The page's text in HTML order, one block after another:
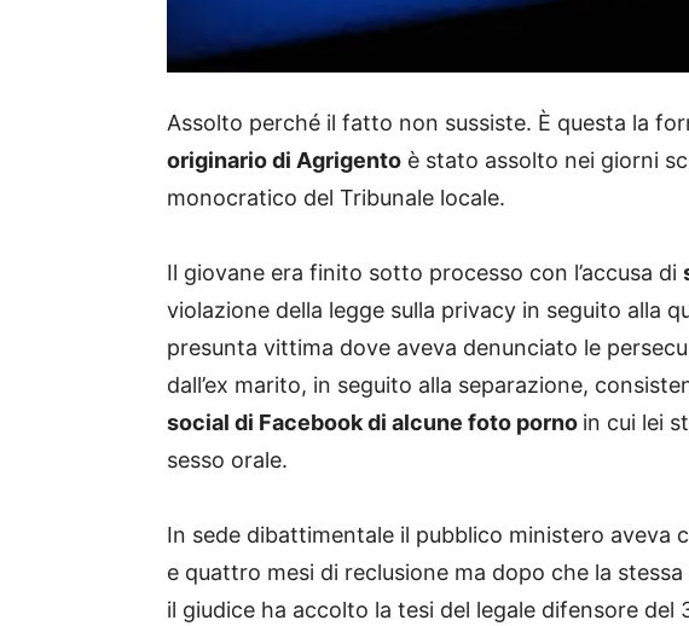
Assolto perché il fatto non sussiste. È questa la
originario di Agrigento è stato assolto nei giorni
monocratico del Tribunale locale.
Il giovane era finito sotto processo con l’accusa di
violazione della legge sulla privacy in seguito alla
presunta vittima dove aveva denunciato le
dall’ex marito, in seguito alla separazione,
social di Facebook di alcune foto porno in cui lei
sesso orale.
In sede dibattimentale il pubblico ministero aveva
e quattro mesi di reclusione ma dopo che la
il giudice ha accolto la tesi del legale difensore del